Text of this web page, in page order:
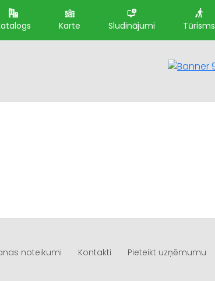
Karte Sludinājumi Tūrisms
noteikumi Kontakti Pieteikt uzņēmumu